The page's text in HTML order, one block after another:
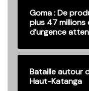
Goma : De
plus 47 millions
d’urgence
Bataille autour
Haut-Katanga